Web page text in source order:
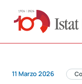
11 Marzo 2026